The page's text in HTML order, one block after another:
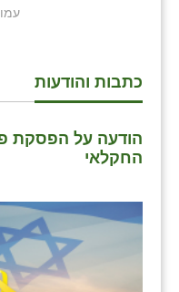
עמוד 1
כתבות והודעות
הודעה על הפסקת
החקלאי